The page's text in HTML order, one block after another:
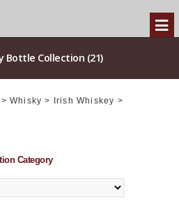
Bottle Collection (21)
>Whisky > Irish Whiskey >
Category